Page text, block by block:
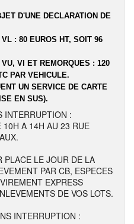
D'UNE DECLARATION DE
: 80 EUROS HT, SOIT 96
VI ET REMORQUES : 120
PAR VEHICULE.
UN SERVICE DE CARTE
EN SUS).
INTERRUPTION :
10H A 14H AU 23 RUE
PLACE LE JOUR DE LA
PAR CB, ESPECES
EXPRESS
DE VOS LOTS.
INTERRUPTION :